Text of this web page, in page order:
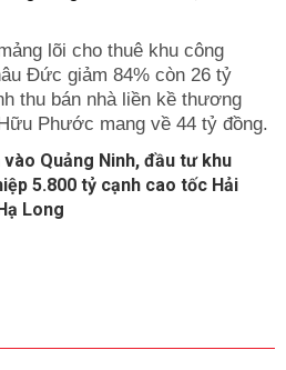
lõi cho thuê khu công
Đức giảm 84% còn 26 tỷ
thu bán nhà liền kề thương
Phước mang về 44 tỷ đồng.
vào Quảng Ninh, đầu tư khu
5.800 tỷ cạnh cao tốc Hải
Long